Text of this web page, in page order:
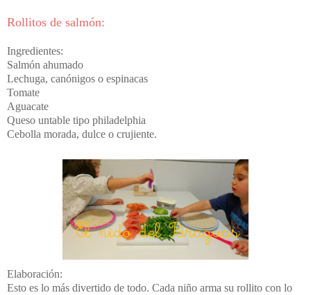
Rollitos de salmón:
Ingredientes:
Salmón ahumado
Lechuga, canónigos o espinacas
Tomate
Aguacate
Queso untable tipo philadelphia
Cebolla morada, dulce o crujiente.
Elaboración:
Esto es lo más divertido de todo. Cada niño arma su rollito con lo